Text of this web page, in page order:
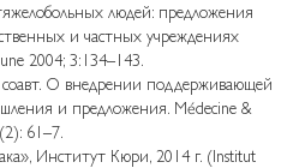
людей: предложения
и частных учреждениях
2004; 3:134–143.
О внедрении поддерживающей
и предложения. Médecine &
61–7.
Институт Кюри, 2014 г. (Institut